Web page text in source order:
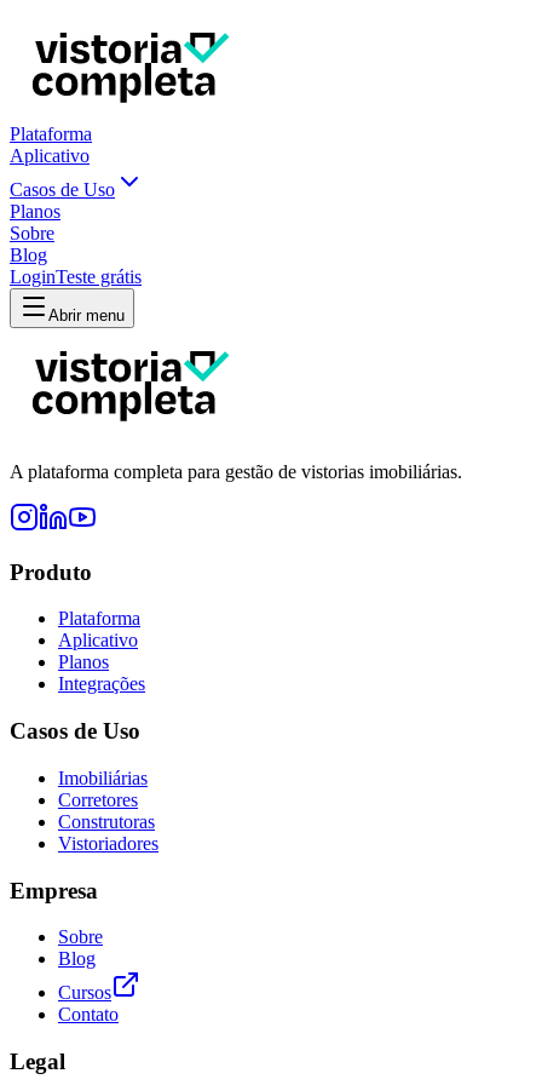
Plataforma
Aplicativo
Casos de Uso
Planos
Sobre
Blog
LoginTeste grátis
Abrir menu
A plataforma completa para gestão de vistorias imobiliárias.
Produto
Plataforma
Aplicativo
Planos
Integrações
Casos de Uso
Imobiliárias
Corretores
Construtoras
Vistoriadores
Empresa
Sobre
Blog
Cursos
Contato
Legal